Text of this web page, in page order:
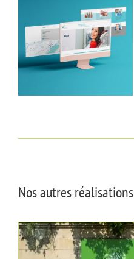
Nos autres réalisations